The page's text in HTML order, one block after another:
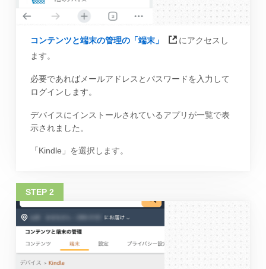
コンテンツと端末の管理の「端末」
にアクセスし
ます。
必要であればメールアドレスとパスワードを入力して
ログインします。
デバイスにインストールされているアプリが一覧で表
示されました。
「Kindle」を選択します。